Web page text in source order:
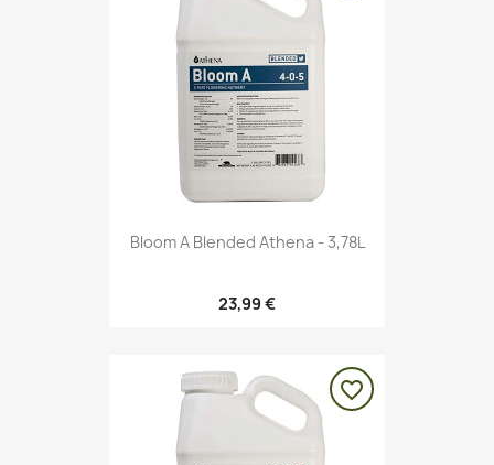
Bloom A Blended Athena - 3,78L
23,99 €
favorite_border